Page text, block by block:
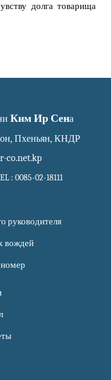
долга товарища
Ким Ир Сена
Пхеньян, КНДР
co.net.kp
: 0085-02-18111
руководителя
вождей